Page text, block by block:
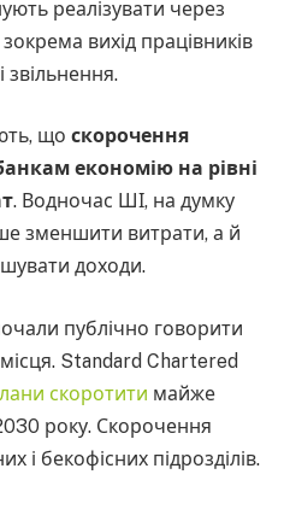
реалізувати через
вихід працівників
звільнення.
що скорочення
економію на рівні
. Водночас ШІ, на думку
зменшити витрати, а й
доходи.
публічно говорити
Standard Chartered
скоротити майже
року. Скорочення
і бекофісних підрозділів.